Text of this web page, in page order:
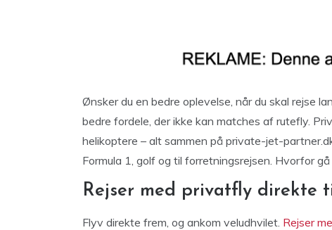
Ønsker du en bedre oplevelse, når du skal rejse
bedre fordele, der ikke kan matches af rutefly.
helikoptere – alt sammen på private-jet-
Formula 1, golf og til forretningsrejsen. Hvorfor
Rejser med privatfly direkte
Flyv direkte frem, og ankom veludhvilet. Rejser